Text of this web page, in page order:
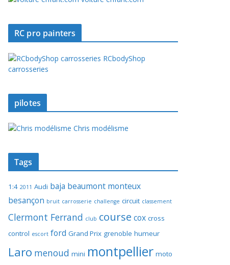
RC pro painters
RCbodyShop
carrosseries
pilotes
Chris modélisme
Tags
1:4 2011 Audi baja beaumont monteux
besançon bruit carrosserie challenge circuit classement
Clermont Ferrand club course cox cross
control escort ford Grand Prix grenoble humeur
Laro menoud mini montpellier moto